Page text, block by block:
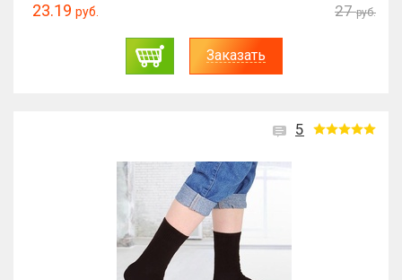
23.19 руб. 27 руб.
Заказать
5